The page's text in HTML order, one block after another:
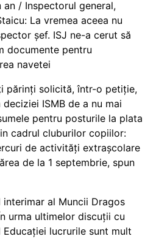
an / Inspectorul general,
La vremea aceea nu
șef. ISJ ne-a cerut să
documente pentru
navetei
părinți solicită, într-o petiție,
deciziei ISMB de a nu mai
pentru posturile la plata
cadrul cluburilor copiilor:
de activități extrașcolare
de la 1 septembrie, spun
interimar al Muncii Dragos
urma ultimelor discuții cu
Educației lucrurile sunt mult